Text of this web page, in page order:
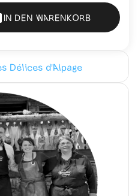
IN DEN WARENKORB
Délices d'Alpage